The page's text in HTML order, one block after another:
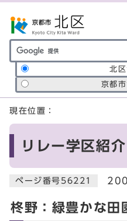
サイト内検索の範囲
北
京都
ここから本文です
現在位置：
リレー学区紹
ページ番号56221
柊野：緑豊かな田